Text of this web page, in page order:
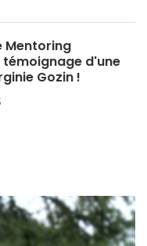
Mentoring
d'une
Gozin !